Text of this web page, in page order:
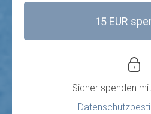
15 EUR
Sicher spenden mit